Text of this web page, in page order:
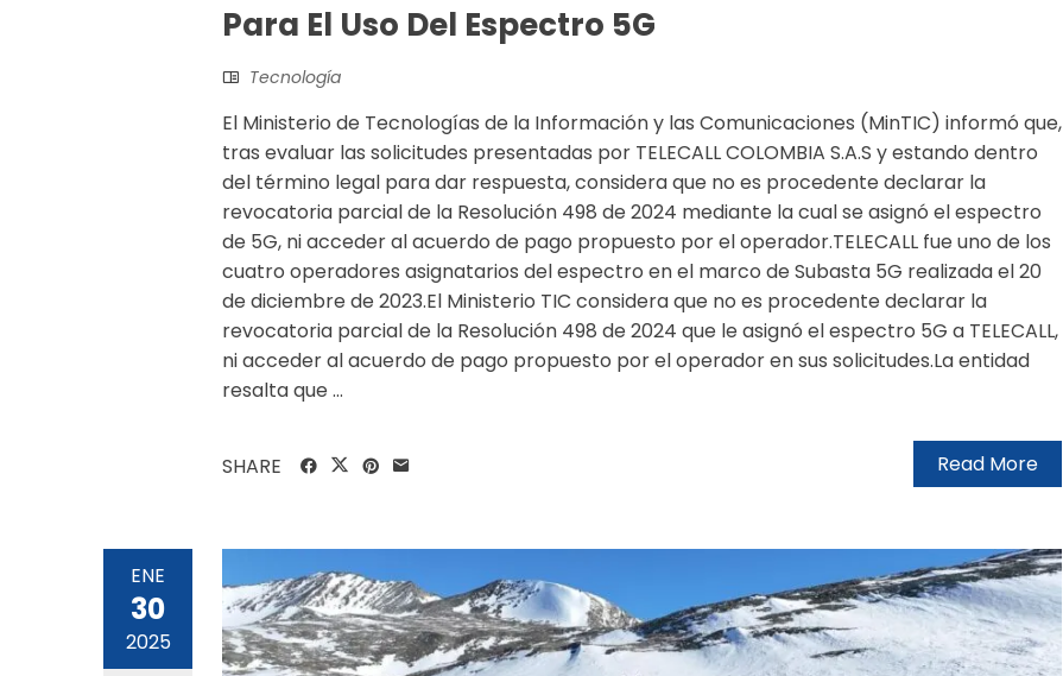
Para El Uso Del Espectro 5G
Tecnología
El Ministerio de Tecnologías de la Información y las Comunicaciones (MinTIC) informó que,
tras evaluar las solicitudes presentadas por TELECALL COLOMBIA S.A.S y estando dentro
del término legal para dar respuesta, considera que no es procedente declarar la
revocatoria parcial de la Resolución 498 de 2024 mediante la cual se asignó el espectro
de 5G, ni acceder al acuerdo de pago propuesto por el operador.TELECALL fue uno de los
cuatro operadores asignatarios del espectro en el marco de Subasta 5G realizada el 20
de diciembre de 2023.El Ministerio TIC considera que no es procedente declarar la
revocatoria parcial de la Resolución 498 de 2024 que le asignó el espectro 5G a TELECALL,
ni acceder al acuerdo de pago propuesto por el operador en sus solicitudes.La entidad
resalta que ...
Read More
SHARE
ENE
30
2025